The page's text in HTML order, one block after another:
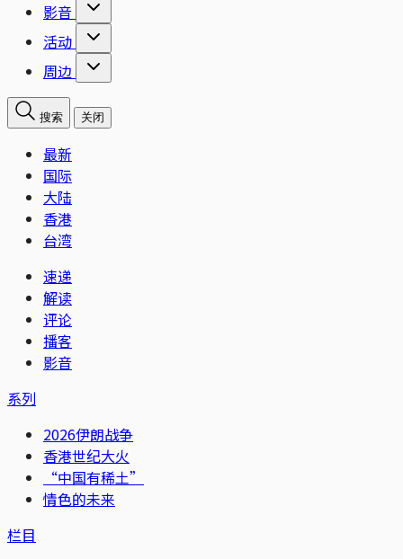
影音
活动
周边
搜索 关闭
最新
国际
大陆
香港
台湾
速递
解读
评论
播客
影音
系列
2026伊朗战争
香港世纪大火
“中国有稀土”
情色的未来
栏目